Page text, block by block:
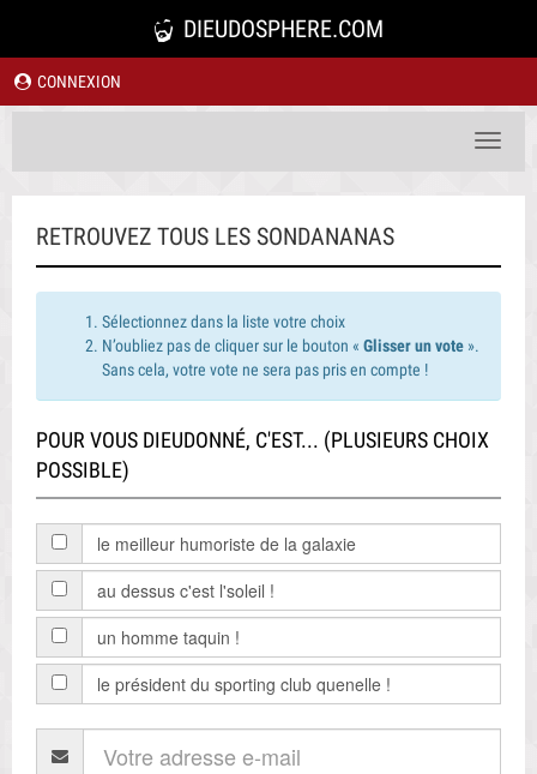
DIEUDOSPHERE.COM
CONNEXION
Toggle
RETROUVEZ TOUS LES SONDANANAS
Sélectionnez dans la liste votre choix
N’oubliez pas de cliquer sur le bouton « Glisser un vote ».
Sans cela, votre vote ne sera pas pris en compte !
POUR VOUS DIEUDONNÉ, C'EST... (PLUSIEURS CHOIX
POSSIBLE)
le meilleur humoriste de la galaxie
au dessus c'est l'soleil !
un homme taquin !
le président du sporting club quenelle !